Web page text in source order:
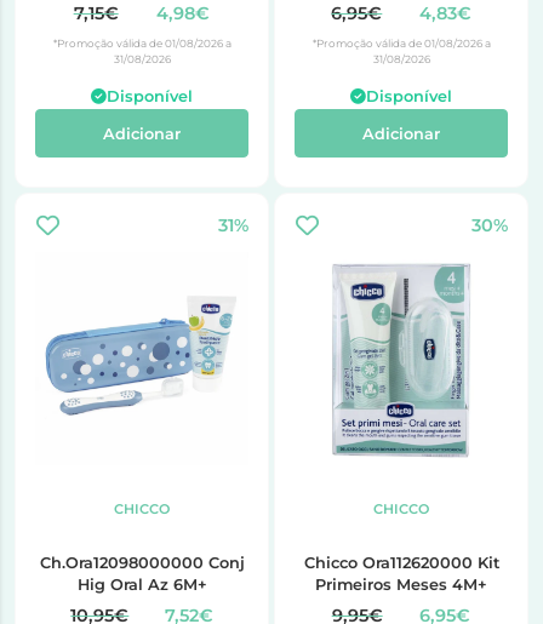
7,15€ 4,98€
*Promoção válida de 01/08/2026 a
31/08/2026
Disponível
Adicionar
6,95€ 4,83€
*Promoção válida de 01/08/2026 a
31/08/2026
Disponível
Adicionar
31%
CHICCO
Ch.Ora12098000000 Conj
Hig Oral Az 6M+
10,95€ 7,52€
30%
CHICCO
Chicco Ora112620000 Kit
Primeiros Meses 4M+
9,95€ 6,95€